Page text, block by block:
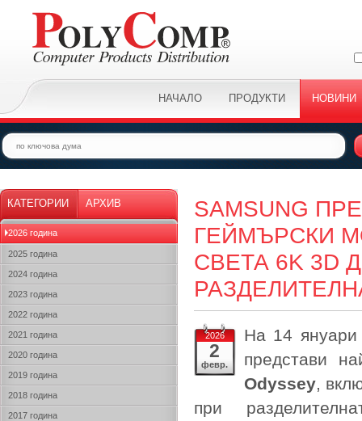
НАЧАЛО ПРОДУКТИ НОВИНИ
КАТЕГОРИИ АРХИВ
2026 година
2025 година
2024 година
2023 година
2022 година
2021 година
2020 година
2019 година
2018 година
2017 година
SAMSUNG
ГЕЙМЪРСКИ
СВЕТА 6K 3D
2026
2
февр.
На 14
представи
Odyssey,
при